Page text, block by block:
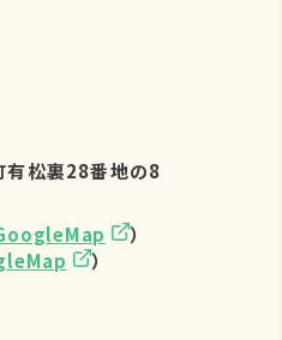
人情報を弊社に提
お客様のご判断に
提供されない場合
スが提供できない
予めご了承くださ
有松裏28番地の8
）
）